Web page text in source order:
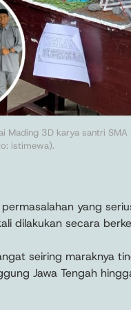
Mading 3D karya santri
istimewa).
yang
dilakukan secara
seiring maraknya
Jawa Tengah